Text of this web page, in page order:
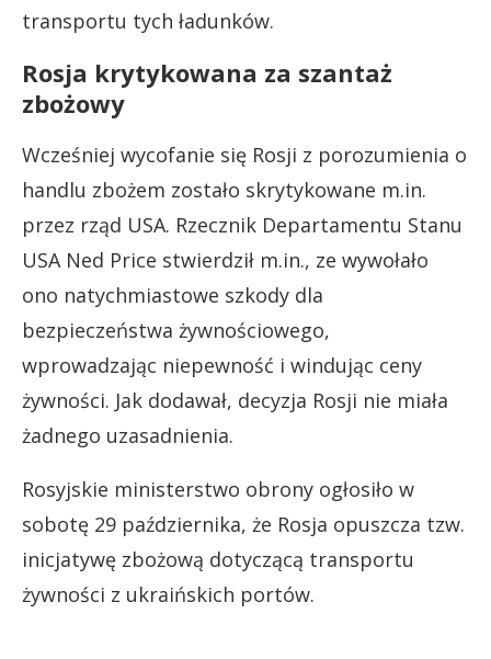
transportu tych ładunków.
Rosja krytykowana za szantaż
zbożowy
Wcześniej wycofanie się Rosji z porozumienia o
handlu zbożem zostało skrytykowane m.in.
przez rząd USA. Rzecznik Departamentu Stanu
USA Ned Price stwierdził m.in., ze wywołało
ono natychmiastowe szkody dla
bezpieczeństwa żywnościowego,
wprowadzając niepewność i windując ceny
żywności. Jak dodawał, decyzja Rosji nie miała
żadnego uzasadnienia.
Rosyjskie ministerstwo obrony ogłosiło w
sobotę 29 października, że Rosja opuszcza tzw.
inicjatywę zbożową dotyczącą transportu
żywności z ukraińskich portów.